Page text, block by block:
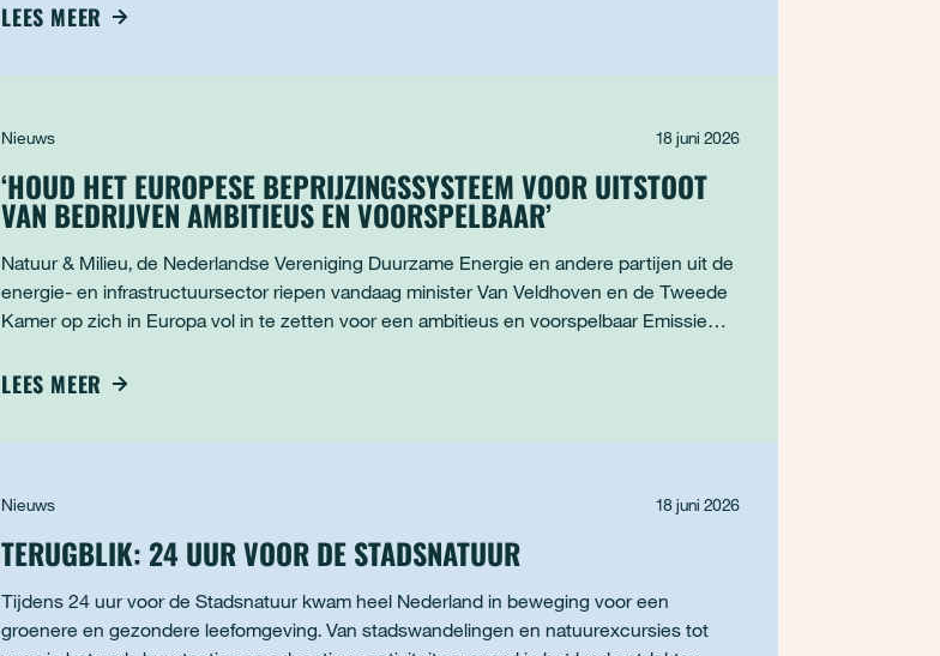
LEES MEER
Nieuws 18 juni 2026
‘HOUD HET EUROPESE BEPRIJZINGSSYSTEEM VOOR UITSTOOT
VAN BEDRIJVEN AMBITIEUS EN VOORSPELBAAR’
Natuur & Milieu, de Nederlandse Vereniging Duurzame Energie en andere partijen uit de
energie- en infrastructuursector riepen vandaag minister Van Veldhoven en de Tweede
Kamer op zich in Europa vol in te zetten voor een ambitieus en voorspelbaar Emissie
LEES MEER
Nieuws 18 juni 2026
TERUGBLIK: 24 UUR VOOR DE STADSNATUUR
Tijdens 24 uur voor de Stadsnatuur kwam heel Nederland in beweging voor een
groenere en gezondere leefomgeving. Van stadswandelingen en natuurexcursies tot